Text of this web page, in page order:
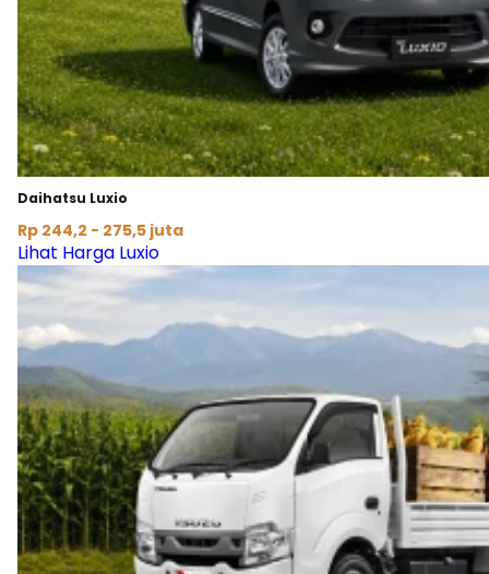
Daihatsu Luxio
Rp 244,2 - 275,5 juta
Lihat Harga Luxio